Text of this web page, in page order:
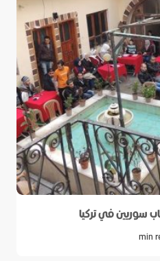
سوريين في تركيا